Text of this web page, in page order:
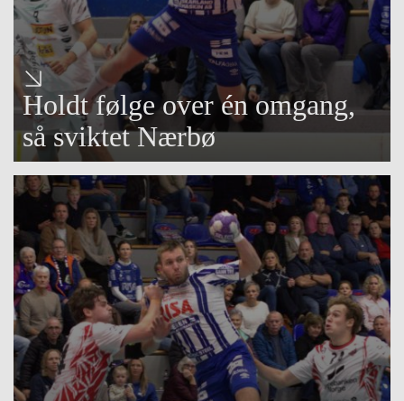
Holdt følge over én omgang,
så sviktet Nærbø